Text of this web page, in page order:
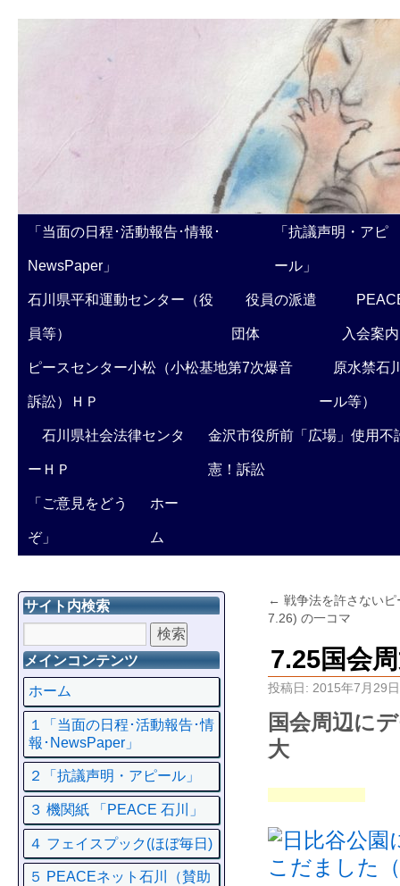
「当面の日程･活動報告･情報･
NewsPaper」
「抗議声明・アピ
ール」
石川県平和運動センター（役
員等）
役員の派遣
団体 入会案内
ピースセンター小松（小松基地第7次爆音
訴訟）ＨＰ
原水禁石
ール等）
石川県社会法律センタ
ーＨＰ
金沢市役所前「広場」使用不
憲！訴訟
「ご意見をどう
ぞ」
ホー
ム
← 戦争法を許さない
7.26) の一コマ
7.25国会
投稿日: 2015年7月29日
国会周辺に
サイト内検索
メインコンテンツ
ホーム
１「当面の日程･活動報告･情
報･NewsPaper」
２「抗議声明・アピール」
３ 機関紙 「PEACE 石川」
４ フェイスプック(ほぼ毎日)
５ PEACEネット石川（賛助